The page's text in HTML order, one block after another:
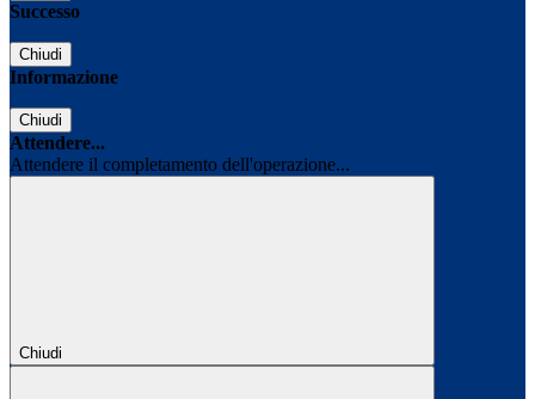
Successo
Chiudi
Informazione
Chiudi
Attendere...
Attendere il completamento dell'operazione...
Chiudi